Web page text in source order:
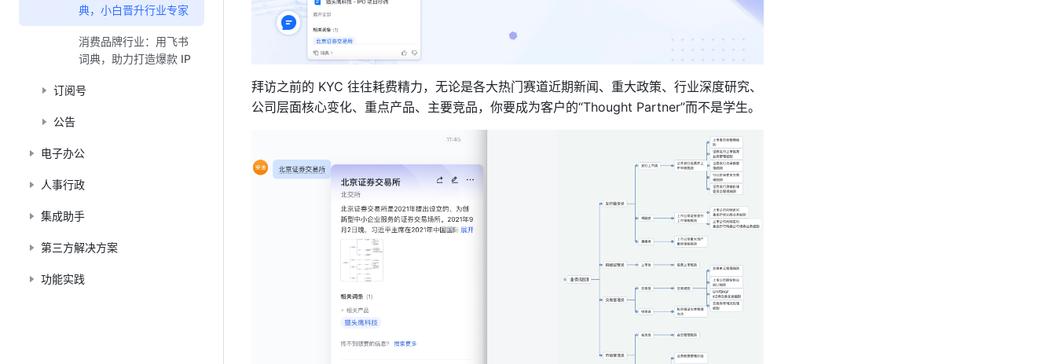
典，小白晋升行业专家
消费品牌行业：用飞书
词典，助力打造爆款 IP
订阅号
公告
电子办公
人事行政
集成助手
第三方解决方案
功能实践
拜访之前的 KYC 往往耗费精力，无论是各大热门赛道近期新闻、重大政策、行业深度研究、
公司层面核心变化、重点产品、主要竞品，你要成为客户的“Thought Partner”而不是学生。